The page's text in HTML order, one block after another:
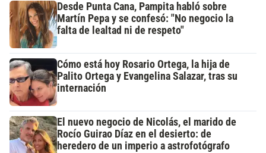
Desde Punta Cana, Pampita habló sobre
Martín Pepa y se confesó: "No negocio la
falta de lealtad ni de respeto"
Cómo está hoy Rosario Ortega, la hija de
Palito Ortega y Evangelina Salazar, tras su
internación
El nuevo negocio de Nicolás, el marido de
Rocío Guirao Díaz en el desierto: de
heredero de un imperio a astrofotógrafo